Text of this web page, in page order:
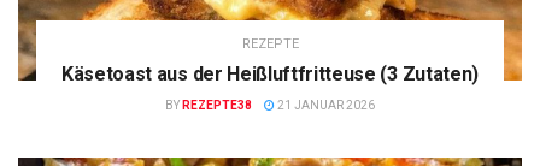
REZEPTE
Käsetoast aus der Heißluftfritteuse (3 Zutaten)
BY REZEPTE38 21 JANUAR 2026